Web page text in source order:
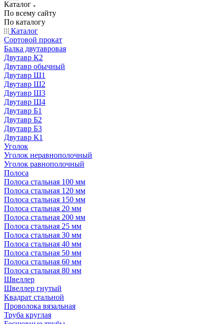
Каталог
По всему сайту
По каталогу
Каталог
Сортовой прокат
Балка двутавровая
Двутавр К2
Двутавр обычный
Двутавр Ш1
Двутавр Ш2
Двутавр Ш3
Двутавр Ш4
Двутавр Б1
Двутавр Б2
Двутавр Б3
Двутавр К1
Уголок
Уголок неравнополочный
Уголок равнополочный
Полоса
Полоса стальная 100 мм
Полоса стальная 120 мм
Полоса стальная 150 мм
Полоса стальная 20 мм
Полоса стальная 200 мм
Полоса стальная 25 мм
Полоса стальная 30 мм
Полоса стальная 40 мм
Полоса стальная 50 мм
Полоса стальная 60 мм
Полоса стальная 80 мм
Швеллер
Швеллер гнутый
Квадрат стальной
Проволока вязальная
Труба круглая